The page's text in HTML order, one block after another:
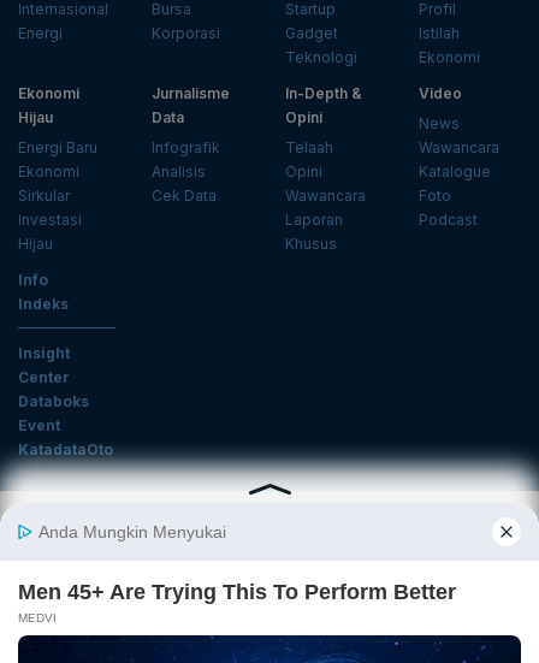
Internasional
Energi
Bursa
Korporasi
Startup
Gadget
Teknologi
Profil
Istilah
Ekonomi
Ekonomi
Hijau
Energi Baru
Ekonomi
Sirkular
Investasi
Hijau
Jurnalisme
Data
Infografik
Analisis
Cek Data
In-Depth &
Opini
Telaah
Opini
Wawancara
Laporan
Khusus
Video
News
Wawancara
Katalogue
Foto
Podcast
Info
Indeks
Insight
Center
Databoks
Event
KatadataOto